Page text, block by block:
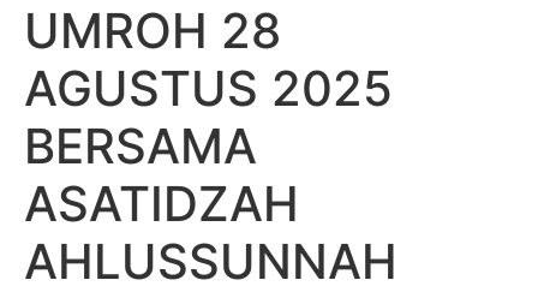
UMROH 28
AGUSTUS 2025
BERSAMA
ASATIDZAH
AHLUSSUNNAH